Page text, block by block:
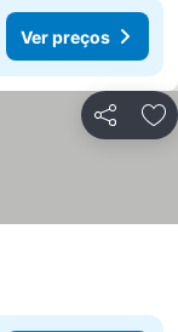
Ver preços
Partilhar